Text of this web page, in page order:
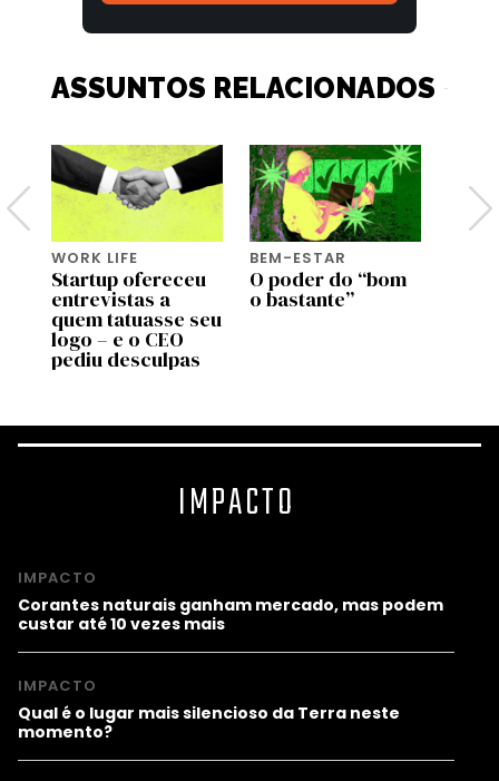
ASSUNTOS RELACIONADOS
WORK LIFE
Startup ofereceu
entrevistas a
quem tatuasse seu
logo – e o CEO
pediu desculpas
BEM-ESTAR
O poder do “bom
o bastante”
IMPACTO
IMPACTO
Corantes naturais ganham mercado, mas podem
custar até 10 vezes mais
IMPACTO
Qual é o lugar mais silencioso da Terra neste
momento?